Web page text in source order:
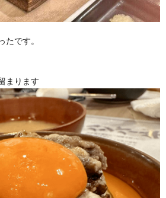
です。
まります